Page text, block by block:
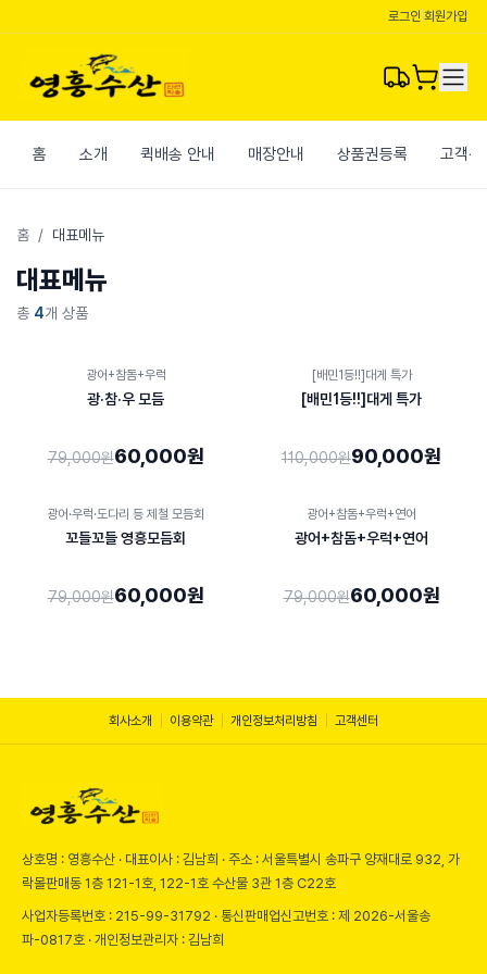
로그인 |회원가입
홈 소개 퀵배송 안내 매장안내 상품권등록 고객센
홈 / 대표메뉴
대표메뉴
총 4개 상품
광어+참돔+우럭
광·참·우 모듬
79,000원60,000원
18
[배민1등!!]대게 특가
[배민1등!!]대게 특가
110,000원90,000원
BEST 24%
광어·우럭·도다리 등 제철 모듬회
꼬들꼬들 영흥모듬회
79,000원60,000원
24
광어+참돔+우럭+연어
광어+참돔+우럭+연어
79,000원60,000원
회사소개 이용약관 개인정보처리방침 고객센터
상호명 : 영흥수산 · 대표이사 : 김남희 · 주소 : 서울특별시 송파구 양재대로 932, 가
락몰판매동 1층 121-1호, 122-1호 수산물 3관 1층 C22호
사업자등록번호 : 215-99-31792 · 통신판매업신고번호 : 제 2026-서울송
파-0817호 · 개인정보관리자 : 김남희